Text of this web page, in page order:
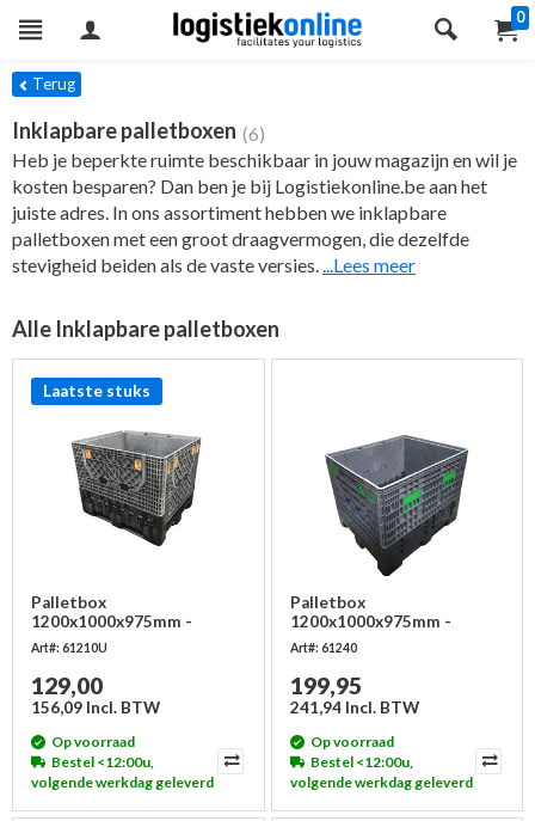
0
Terug
Inklapbare palletboxen (6)
Heb je beperkte ruimte beschikbaar in jouw magazijn en wil je
kosten besparen? Dan ben je bij Logistiekonline.be aan het
juiste adres. In ons assortiment hebben we inklapbare
palletboxen met een groot draagvermogen, die dezelfde
stevigheid beiden als de vaste versies....Lees meer
Alle Inklapbare palletboxen
Laatste stuks
Palletbox
1200x1000x975mm -
inklapbaar, gebruikt
Art#: 61210U
129,00
156,09 Incl. BTW
Op voorraad
Bestel <12:00u,
volgende werkdag geleverd
Palletbox
1200x1000x975mm -
inklapbaar
Art#: 61240
199,95
241,94 Incl. BTW
Op voorraad
Bestel <12:00u,
volgende werkdag geleverd